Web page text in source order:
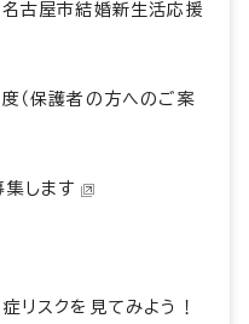
古屋市結婚新生活応援
（保護者の方へのご案
します
リスクを見てみよう！